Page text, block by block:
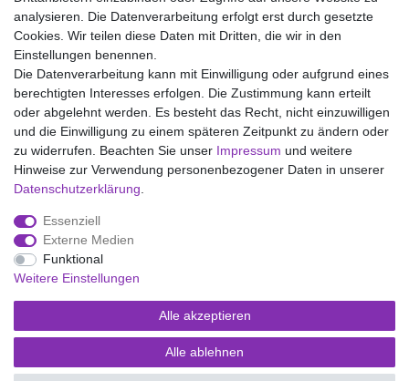
Wir liefern mit DHL (auch Samstags)
Kostenloser Versand
14 Tage Rückgaberecht
Impressum Daten­schutz­erklärung AGB
Widerrufs­recht
analysieren. Die Datenverarbeitung erfolgt erst durch gesetzte
Cookies. Wir teilen diese Daten mit Dritten, die wir in den
Einstellungen benennen.
Die Datenverarbeitung kann mit Einwilligung oder aufgrund eines
berechtigten Interesses erfolgen. Die Zustimmung kann erteilt
oder abgelehnt werden. Es besteht das Recht, nicht einzuwilligen
und die Einwilligung zu einem späteren Zeitpunkt zu ändern oder
zu widerrufen. Beachten Sie unser Impressum und weitere
Hinweise zur Verwendung personenbezogener Daten in unserer
Daten­schutz­erklärung
Essenziell
Externe Medien
Funktional
Weitere Einstellungen
Alle akzeptieren
Alle ablehnen